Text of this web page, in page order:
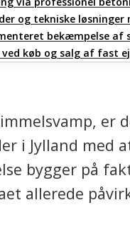
og tekniske
bekæmpelse af
køb og salg af fast
i Jylland med
bygger på
allerede